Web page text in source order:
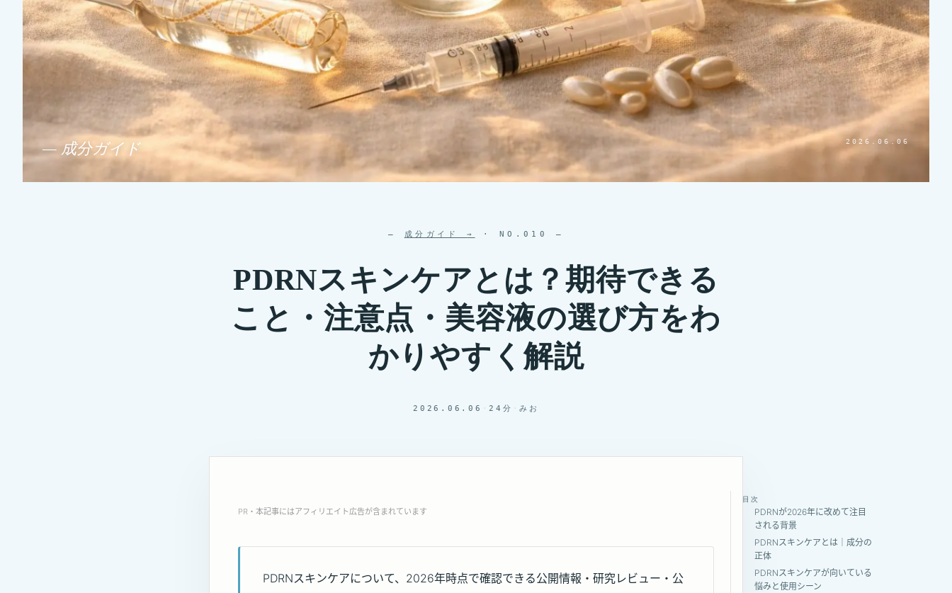
— 成分ガイド 2026.06.06
— 成分ガイド→ · NO.010 —
PDRNスキンケアとは？期待できる
こと・注意点・美容液の選び方をわ
かりやすく解説
2026.06.06 ·24分 ·みお
目次
PDRNが2026年に改めて注目
される背景
PDRNスキンケアとは｜成分の
正体
PDRNスキンケアが向いている
悩みと使用シーン
PR・本記事にはアフィリエイト広告が含まれています
PDRNスキンケアについて、2026年時点で確認できる公開情報・研究レビュー・公